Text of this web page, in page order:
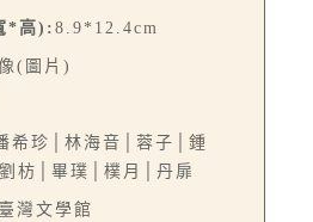
*高): 8.9*12.4cm
(圖片)
希珍│林海音│蓉子│鍾
枋│畢璞│樸月│丹扉
灣文學館